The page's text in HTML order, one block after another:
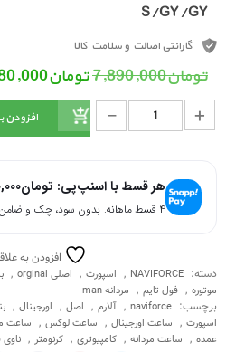
S/GY/GY
گارانتی اصالت و سلامت کالا
تومان7,890,000قیمت اصلی:
تومان
ساعت مچی مردانه نیوی فورس Naviforce NF 8027 S/GY/GY عدد
+
_ افزودن
هر قسط با اسنپ‌پی: تومان
۴ قسط ماهانه. بدون سود، چک و ضامن.
افزودن به
دسته: NAVIFORCE
, اسپورت , اصلی orginal ,
موتوره , فول تایم , مردانه man
برچسب: naviforce
, آلارم , اصل , اورجینال ,
اسپورت , ساعت اورجینال , ساعت لوکس , ساعت
عمده , ساعت مردانه , کامپیوتری , کرنومتر ,